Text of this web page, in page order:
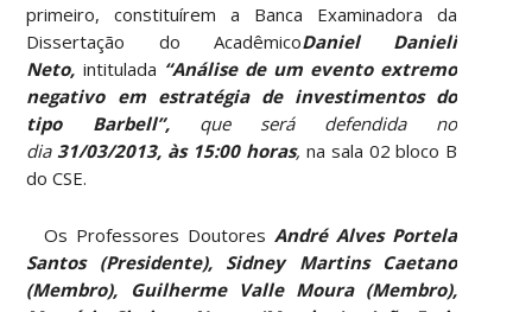
primeiro, constituírem a Banca Examinadora da
Dissertação do AcadêmicoDaniel Danieli
Neto, intitulada “Análise de um evento extremo
negativo em estratégia de investimentos do
tipo Barbell”, que será defendida no
dia31/03/2013, às 15:00 horas, na sala 02 bloco B
do CSE.
Os Professores Doutores André Alves Portela
Santos (Presidente), Sidney Martins Caetano
(Membro), Guilherme Valle Moura (Membro),